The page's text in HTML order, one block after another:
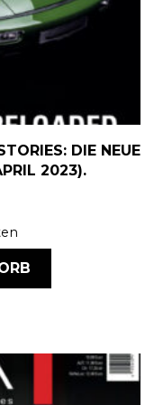
DIE NEUE
2023).